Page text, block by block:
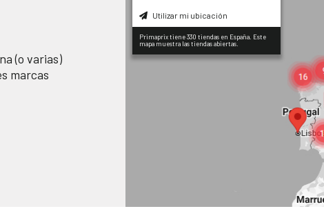
(o varias)
marcas
Utilizar mi ubicación
Primaprix tiene 330 tiendas en España. Este
mapa muestra las tiendas abiertas.